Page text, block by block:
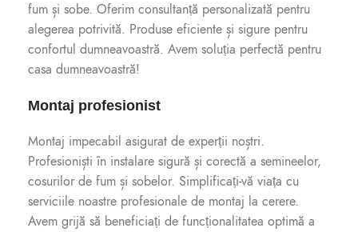
fum și sobe. Oferim consultanță personalizată pentru
alegerea potrivită. Produse eficiente și sigure pentru
confortul dumneavoastră. Avem soluția perfectă pentru
casa dumneavoastră!
Montaj profesionist
Montaj impecabil asigurat de experții noștri.
Profesioniști în instalare sigură și corectă a semineelor,
cosurilor de fum și sobelor. Simplificați-vă viața cu
serviciile noastre profesionale de montaj la cerere.
Avem grijă să beneficiați de funcționalitatea optimă a